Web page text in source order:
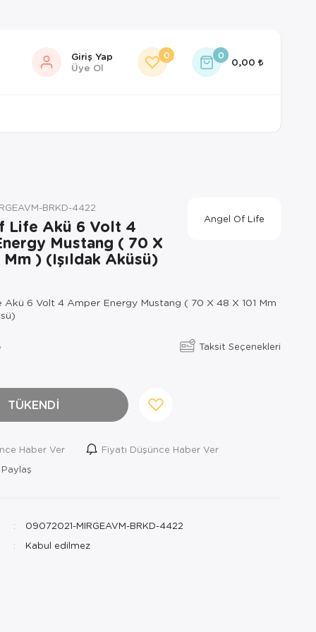
Giriş Yap
Üye Ol
0 0
0,00
BRKD-4422
Life Akü 6 Volt 4
Mustang ( 70 X
Mm ) (Işıldak Aküsü)
Angel Of Life
Akü 6 Volt 4 Amper Energy Mustang ( 70 X 48 X 101 Mm
Taksit Seçenekleri
TÜKENDİ
Haber Ver
Fiyatı Düşünce Haber Ver
09072021-MIRGEAVM-BRKD-4422